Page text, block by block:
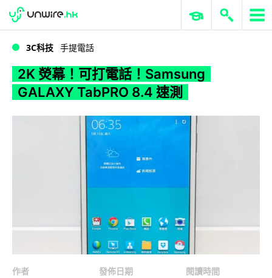
WWDC 2026 ERP 與商業 AI
3C科技 手提電話
2K 熒幕！可打電話！Samsung
GALAXY TabPRO 8.4 速測
作者
發佈日期
閱讀時間